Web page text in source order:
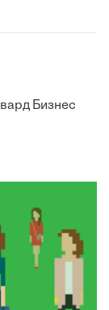
Бизнес